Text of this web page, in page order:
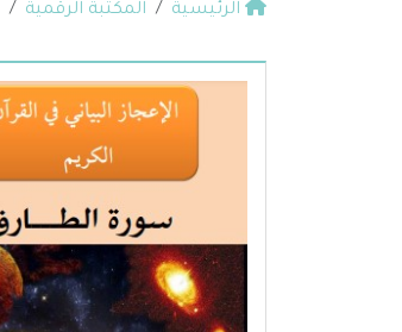
الرئيسية المكتبة الرقمية